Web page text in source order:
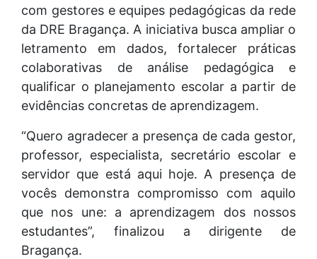
com gestores e equipes pedagógicas da rede
da DRE Bragança. A iniciativa busca ampliar o
letramento em dados, fortalecer práticas
colaborativas de análise pedagógica e
qualificar o planejamento escolar a partir de
evidências concretas de aprendizagem.
“Quero agradecer a presença de cada gestor,
professor, especialista, secretário escolar e
servidor que está aqui hoje. A presença de
vocês demonstra compromisso com aquilo
que nos une: a aprendizagem dos nossos
estudantes”, finalizou a dirigente de
Bragança.